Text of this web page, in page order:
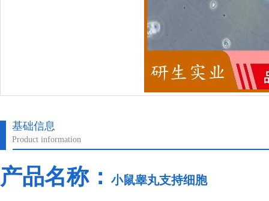
基础信息
Product information
产品名称： 小鼠睾丸支持细胞